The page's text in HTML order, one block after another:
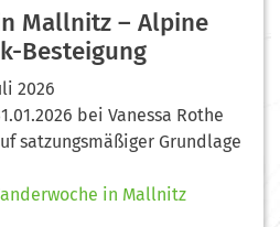
Mallnitz – Alpine
Besteigung
2026
bei Vanessa Rothe
satzungsmäßiger Grundlage
in Mallnitz